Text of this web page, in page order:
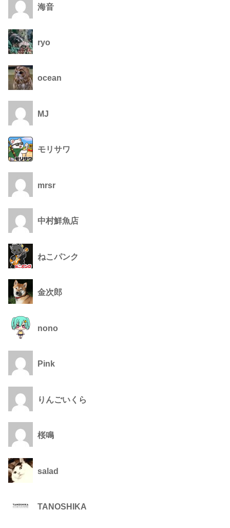
海音
ryo
ocean
MJ
モリサワ
mrsr
中村鮮魚店
ねこパンク
金次郎
nono
Pink
りんごいくら
桜鳴
salad
TANOSHIKA